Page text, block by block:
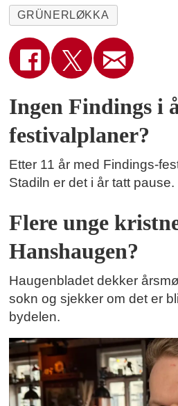
GRÜNERLØKKA
Ingen Findings i
festivalplaner?
Etter 11 år med Findings-
Stadiln er det i år tatt pause.
Flere unge
Hanshaugen?
Haugenbladet dekker
sokn og sjekker om det er
bydelen.